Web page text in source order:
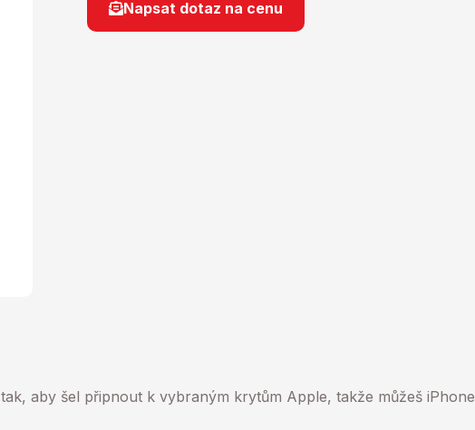
Napsat dotaz na cenu
aby šel připnout k vybraným krytům Apple, takže můžeš iPhone